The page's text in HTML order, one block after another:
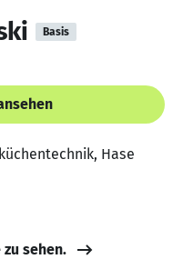
Basis
Hase
sehen.